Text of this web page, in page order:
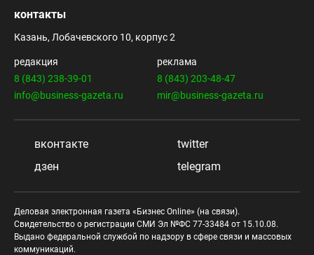
контакты
Казань, Лобачевского 10, корпус 2
редакция
8 (843) 238-39-01
info@business-gazeta.ru
реклама
8 (843) 203-48-47
mir@business-gazeta.ru
вконтакте
twitter
дзен
telegram
Деловая электронная газета «Бизнес Online» (на связи).
Свидетельство о регистрации СМИ Эл №ФС 77-33484 от 15.10.08.
Выдано федеральной службой по надзору в сфере связи и массовых
коммуникаций.